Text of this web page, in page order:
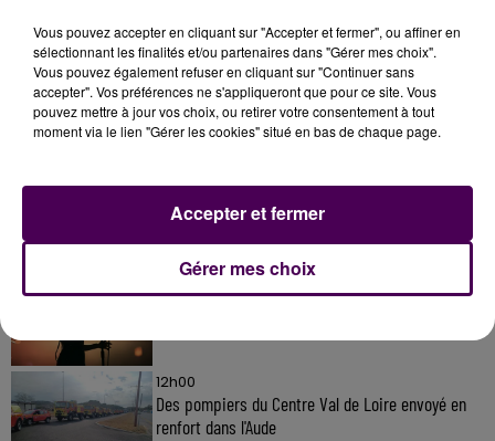
À LA UNE
Gagnez vos entrées à Terra Botanica !
11 juillet 2026
Inscrivez-vous au casting The Voice & The Voice
12h00
Des pompiers du Centre Val de Loire envoyé en
renfort dans l'Aude
Vous pouvez accepter en cliquant sur "Accepter et fermer", ou affiner en
sélectionnant les finalités et/ou partenaires dans "Gérer mes choix".
Vous pouvez également refuser en cliquant sur "Continuer sans
accepter". Vos préférences ne s'appliqueront que pour ce site. Vous
pouvez mettre à jour vos choix, ou retirer votre consentement à tout
moment via le lien "Gérer les cookies" situé en bas de chaque page.
Gérer mes choix
Accepter et fermer